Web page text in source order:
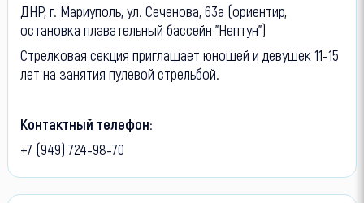
ДНР, г. Мариуполь, ул. Сеченова, 63а (ориентир,
остановка плавательный бассейн "Нептун")
Стрелковая секция приглашает юношей и девушек 11-15
лет на занятия пулевой стрельбой.
Контактный телефон:
+7 (949) 724-98-70